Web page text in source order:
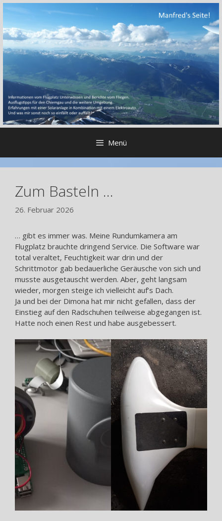
Zum
springen
Menü
Zum Basteln …
26. Februar 2026
… gibt es immer was. Meine Rundumkamera am
Flugplatz brauchte dringend Service. Die Software war
total veraltet, Feuchtigkeit war drin und der
Schrittmotor gab bedauerliche Geräusche von sich und
musste ausgetauscht werden. Aber, geht langsam
wieder, morgen steige ich vielleicht auf’s Dach.
Ja und bei der Dimona hat mir nicht gefallen, dass der
Einstieg auf den Radschuhen teilweise abgegangen ist.
Hatte noch einen Rest und habe ausgebessert.